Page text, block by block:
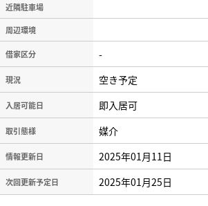
近隣駐車場
周辺環境
借家区分 -
現況 空き予定
入居可能日 即入居可
取引態様 媒介
情報更新日 2025年01月11日
次回更新予定日 2025年01月25日